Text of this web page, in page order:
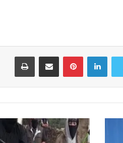
لينكدإن بينتيريست مشاركة عبر البريد طباعة